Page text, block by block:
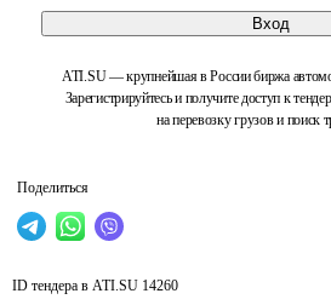
Вход
ATI.SU — крупнейшая в России биржа
Зарегистрируйтесь и получите доступ к
на перевозку грузов и поиск
Поделиться
ID тендера в ATI.SU 14260